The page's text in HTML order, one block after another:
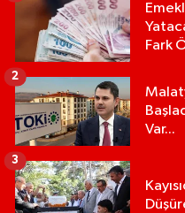
Fark
Var...
2
3